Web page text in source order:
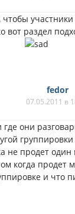
чтобы
вот раздел
fedor
07.05.2011 в
они
не продет
когда продет
и что